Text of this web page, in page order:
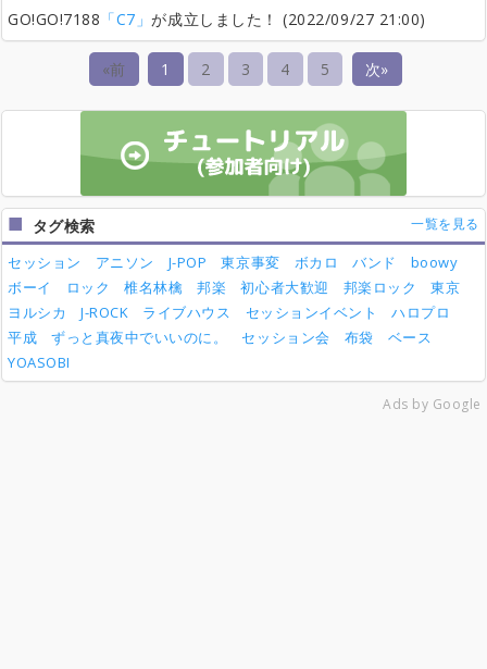
GO!GO!7188 「C7」が成立しました！ (2022/09/27 21:00)
«前 1 2 3 4 5 次»
タグ検索 一覧を見る
セッション アニソン J-POP 東京事変 ボカロ バンド
boowy
ボーイ
ロック 椎名林檎 邦楽 初心者大歓迎 邦楽ロック
東京
ヨルシカ
J-ROCK ライブハウス セッションイベント
ハロプロ
平成
ずっと真夜中でいいのに。 セッション会 布袋
ベース
YOASOBI
Ads by Google